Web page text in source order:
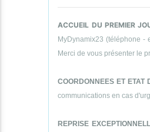
ACCUEIL DU PREMIER
MyDynamix23 (téléphone -
Merci de vous présenter le
COORDONNEES ET ETAT
communications en cas
REPRISE